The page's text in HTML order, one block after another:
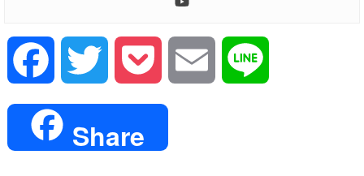
Facebook Twitter Pocket Email
Share